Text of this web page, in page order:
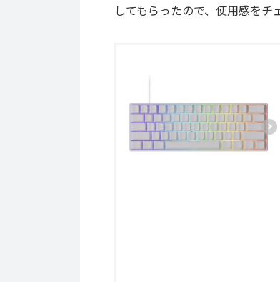
してもらったので、使用感をチ